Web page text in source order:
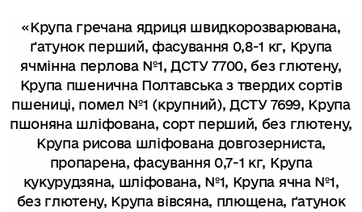
«Крупа гречана ядриця швидкорозварювана,
ґатунок перший, фасування 0,8-1 кг, Крупа
ячмінна перлова №1, ДСТУ 7700, без глютену,
Крупа пшенична Полтавська з твердих сортів
пшениці, помел №1 (крупний), ДСТУ 7699, Крупа
пшоняна шліфована, сорт перший, без глютену,
Крупа рисова шліфована довгозерниста,
пропарена, фасування 0,7-1 кг, Крупа
кукурудзяна, шліфована, №1, Крупа ячна №1,
без глютену, Крупа вівсяна, плющена, ґатунок